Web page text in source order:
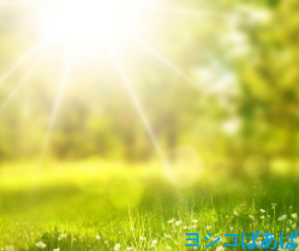
ヨシコばあ